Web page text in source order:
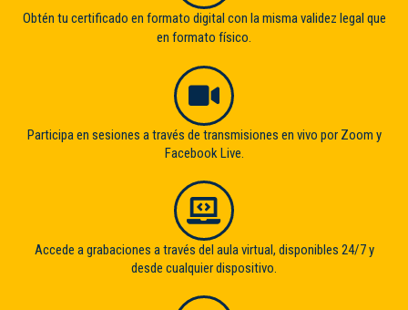
Obtén tu certificado en formato digital con la misma validez legal que
en formato físico.
Participa en sesiones a través de transmisiones en vivo por Zoom y
Facebook Live.
Accede a grabaciones a través del aula virtual, disponibles 24/7 y
desde cualquier dispositivo.